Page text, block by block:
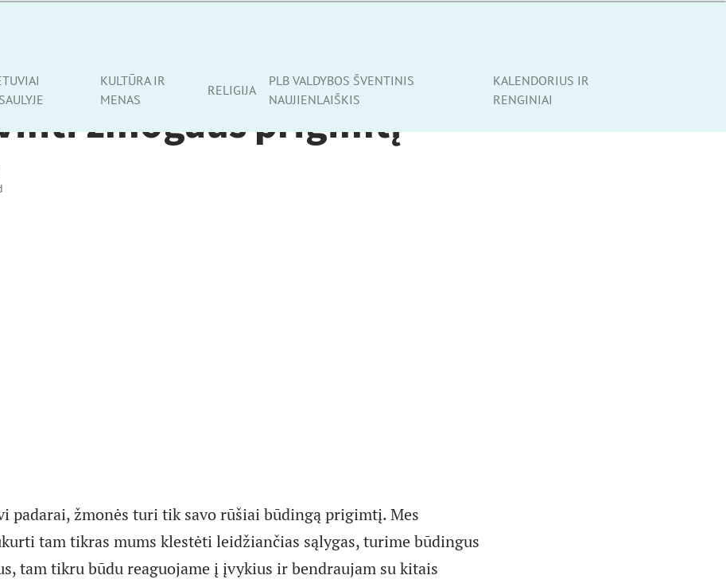
KULTŪRA IR
MENAS
RELIGIJA
PLB VALDYBOS ŠVENTINIS
NAUJIENLAIŠKIS
KALENDORIUS IR
RENGINIAI
žmogaus prigimtį
padarai, žmonės turi tik savo rūšiai būdingą prigimtį. Mes
tam tikras mums klestėti leidžiančias sąlygas, turime būdingus
tam tikru būdu reaguojame į įvykius ir bendraujam su kitais